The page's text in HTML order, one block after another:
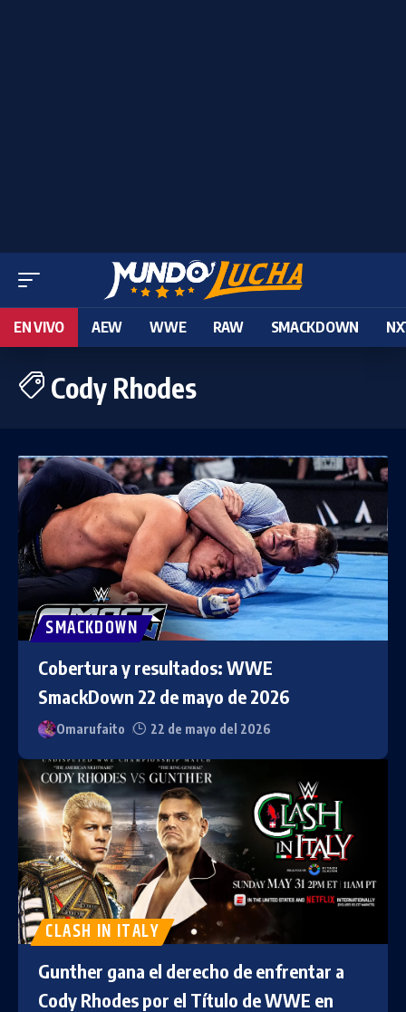
EN VIVO AEW WWE RAW SMACKDOWN
Cody Rhodes
SMACKDOWN
Cobertura y resultados: WWE
SmackDown 22 de mayo de 2026
Omarufaito 22 de mayo del 2026
CLASH IN ITALY
Gunther gana el derecho de enfrentar a
Cody Rhodes por el Título de WWE en